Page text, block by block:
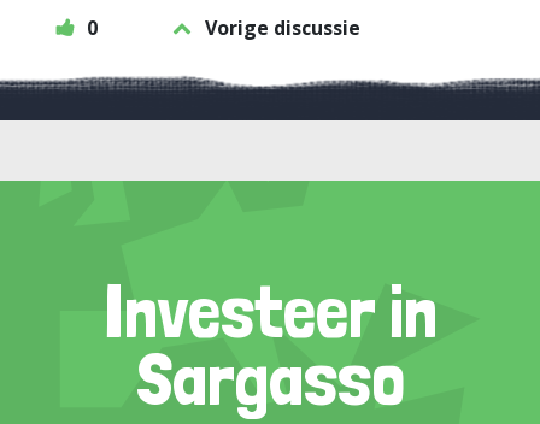
0 Vorige discussie
Investeer in
Sargasso